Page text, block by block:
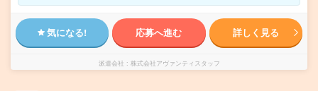
気になる! 応募へ進む 詳しく見る
派遣会社 株式会社アヴァンティスタッフ